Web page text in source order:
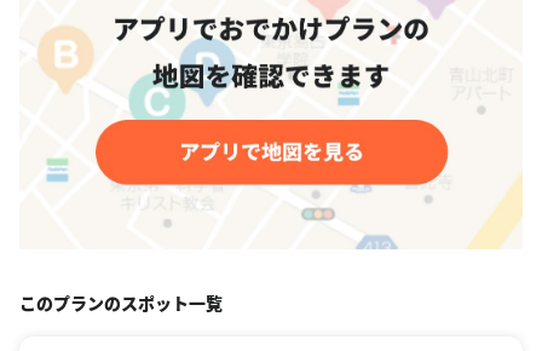
このプランのスポット一覧